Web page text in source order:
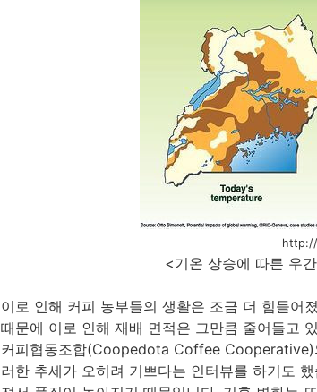
<기온 상승에 따른 우
이로 인해 커피 농부들의 생활은 조금 더 힘들어
때문에 이로 인해 재배 면적은 그만큼 줄어들고
커피협동조합(Coopedota Coffee
러한 추세가 오히려 기쁘다는 인터뷰를 하기도